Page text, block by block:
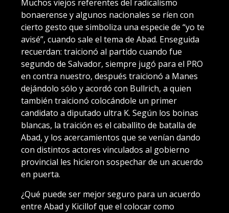
Muchos viejos referentes del radicalismo
bonaerense y algunos nacionales se ríen con
cierto gesto que simboliza una especie de “yo te
avisé”, cuando sale el tema de Abad. Enseguida
recuerdan: traicionó al partido cuando fue
segundo de Salvador, siempre jugó para el PRO
en contra nuestro, después traicionó a Manes
dejándolo sólo y acordó con Bullrich, a quien
también traicionó colocándole un primer
candidato a diputado ultra K. Según los boinas
blancas, la traición es el caballito de batalla de
Abad, y los acercamientos que se venían dando
con distintos actores vinculados al gobierno
provincial les hicieron sospechar de un acuerdo
en puerta.
¿Qué puede ser mejor seguro para un acuerdo
entre Abad y Kicillof que el colocar como